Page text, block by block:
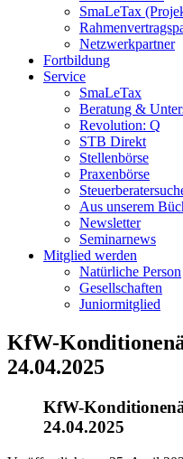
SmaLeTax
Netzwerkpartner
Fortbildung
Service
SmaLeTax
Beratung &
Revolution: Q
STB Direkt
Stellenbörse
Praxenbörse
Aus unserem
Newsletter
Seminarnews
Mitglied werden
Natürliche Person
Gesellschaften
Juniormitglied
KfW-
24.04.2025
KfW-
24.04.2025